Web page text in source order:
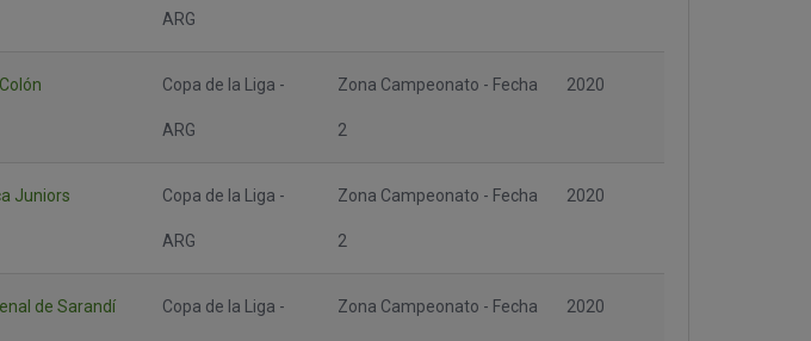
ARG
Copa de la Liga -
ARG
Zona Campeonato - Fecha
2
2020
Juniors Copa de la Liga -
ARG
Zona Campeonato - Fecha
2
2020
de Sarandí Copa de la Liga - Zona Campeonato - Fecha 2020